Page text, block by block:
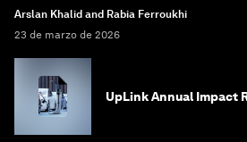
Arslan Khalid and Rabia Ferroukhi
23 de marzo de 2026
UpLink Annual Impact